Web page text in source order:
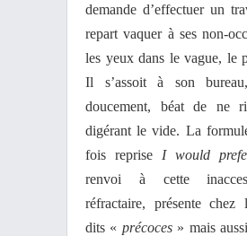
demande d’effectuer un
repart vaquer à ses non-
les yeux dans le vague, le
Il s’assoit à son
doucement, béat de ne
digérant le vide. La
fois reprise I would
renvoi à cette
réfractaire, présente chez
dits « précoces» mais